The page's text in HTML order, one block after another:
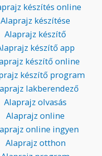
készítés online
Alaprajz készítése
Alaprajz készítő
készítő app
készítő online
készítő program
lakberendező
Alaprajz olvasás
Alaprajz online
online ingyen
Alaprajz otthon